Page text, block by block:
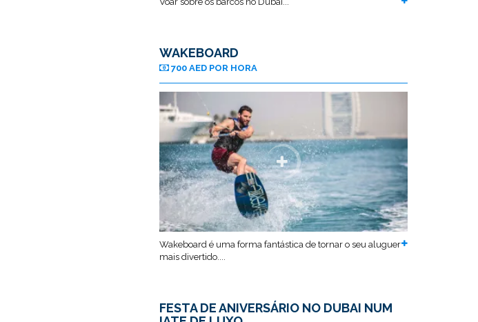
WAKEBOARD
700 AED POR HORA
Wakeboard é uma forma fantástica de tornar o seu aluguer
mais divertido....
FESTA DE ANIVERSÁRIO NO DUBAI NUM